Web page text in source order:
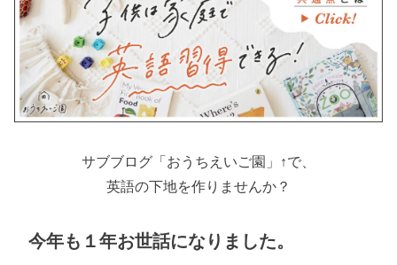
サブブログ「おうちえいご園」↑で、
英語の下地を作りませんか？
今年も１年お世話になりました。